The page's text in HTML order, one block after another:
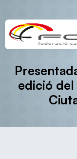
edició